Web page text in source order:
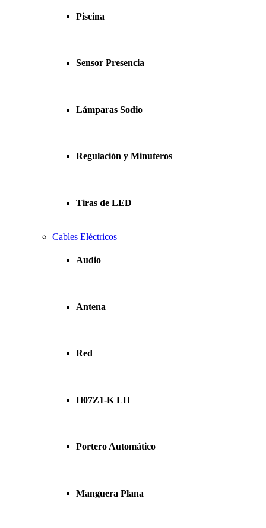
Piscina
Sensor Presencia
Lámparas Sodio
Regulación y Minuteros
Tiras de LED
Cables Eléctricos
Audio
Antena
Red
H07Z1-K LH
Portero Automático
Manguera Plana